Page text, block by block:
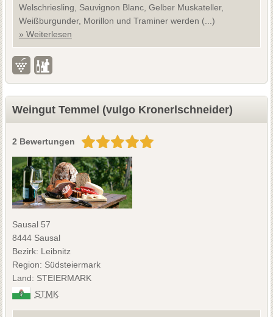
Welschriesling, Sauvignon Blanc, Gelber Muskateller,
Weißburgunder, Morillon und Traminer werden (...)
» Weiterlesen
Weingut Temmel (vulgo Kronerlschneider)
2 Bewertungen
Sausal 57
8444 Sausal
Bezirk: Leibnitz
Region: Südsteiermark
Land: STEIERMARK
STMK